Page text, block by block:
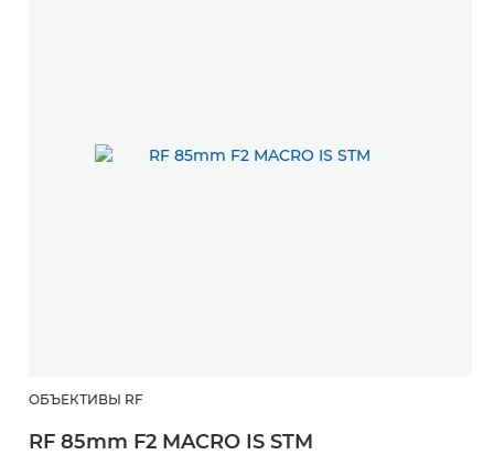
ОБЪЕКТИВЫ RF
RF 85mm F2 MACRO IS STM